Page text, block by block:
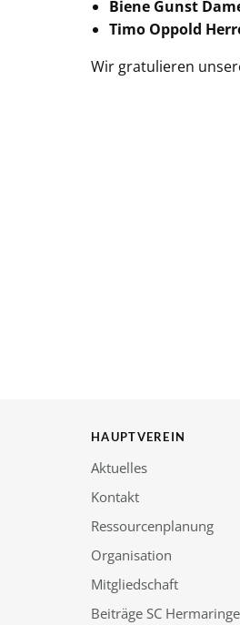
Biene Gunst
Timo Oppold
Wir gratulieren
HAUPTVEREIN
Aktuelles
Kontakt
Ressourcenplanung
Organisation
Mitgliedschaft
Beiträge SC